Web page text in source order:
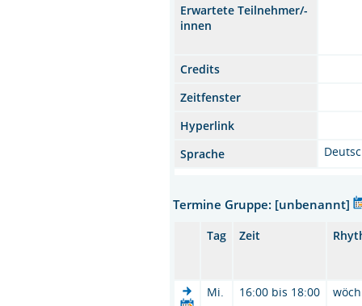
Erwartete Teilnehmer/-
innen
Credits
Zeitfenster
Hyperlink
Sprache
Termine Gruppe: [unbenannt]
Tag Zeit
Mi. 16:00 bis 18:00